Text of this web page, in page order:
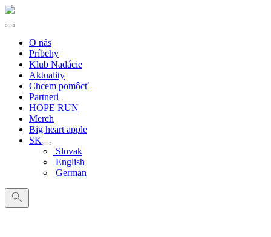
O nás
Príbehy
Klub Nadácie
Aktuality
Chcem pomôcť
Partneri
HOPE RUN
Merch
Big heart apple
SK
Slovak
English
German